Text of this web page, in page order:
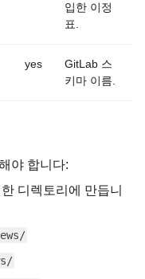
입한 이정
표.
yes
GitLab 스
키마 이름.
야 합니다:
디렉토리에 만듭니